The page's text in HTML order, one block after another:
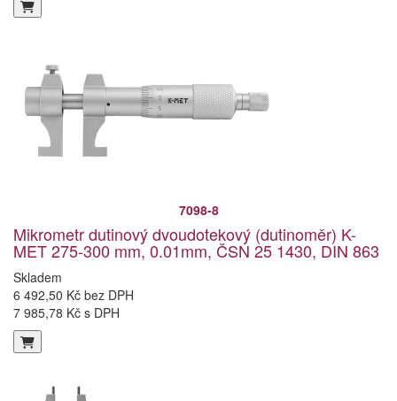
7098-8
Mikrometr dutinový dvoudotekový (dutinoměr) K-
MET 275-300 mm, 0.01mm, ČSN 25 1430, DIN 863
Skladem
6 492,50 Kč bez DPH
7 985,78 Kč s DPH